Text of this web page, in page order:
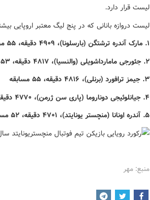
لیست قرار دارد.
لیست دروازه بانانی که در پنج لیگ معتبر اروپایی
۱. مارک آندره ترشتگن (بارسلونا)، ۴۹۰۹ دقیقه، ۵۵ مسابقه
۲. جئورجی مامارداشویلی (والنسیا)، ۴۸۱۷ دقیقه، ۵۳ مسابقه
۳. جیمز ترافورد (برنلی)، ۴۸۱۶ دقیقه، ۵۵ مسابقه
۴. جیانلوئیجی دوناروما (پاری سن ژرمن)، ۴۷۷۰ دقیقه، ۵۴ مسابقه
۵. آندره اونانا (منچستر یونایتد)، ۴۷۰۱ دقیقه، ۵۲ مسابقه
منبع: مهر